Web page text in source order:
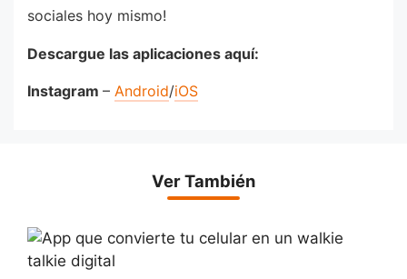
sociales hoy mismo!
Descargue las aplicaciones aquí:
Instagram – Android/iOS
Ver También